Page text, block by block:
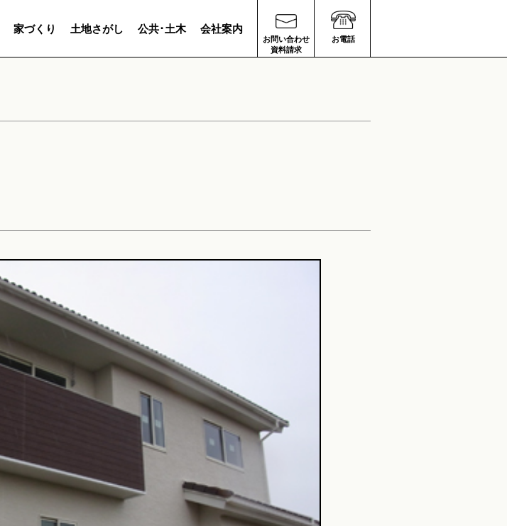
家づくり 土地さがし 公共･土木 会社案内
お問い合わせ
資料請求
お電話